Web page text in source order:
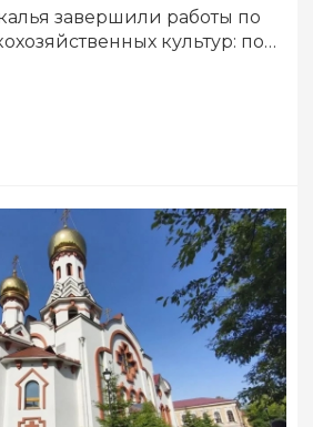
завершили работы по
культур: по